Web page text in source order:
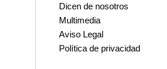
Dicen de nosotros
Multimedia
Aviso Legal
Política de privacidad